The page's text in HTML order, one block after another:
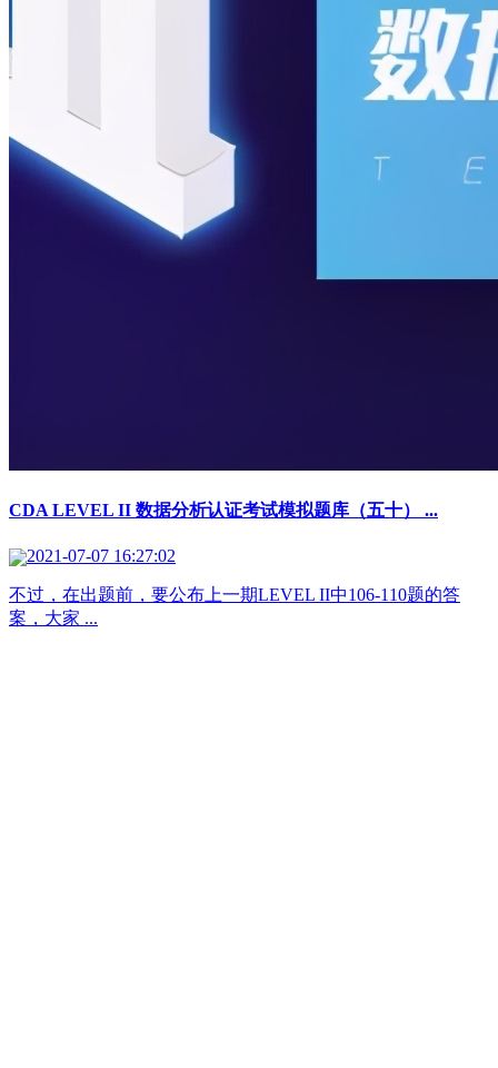
CDA LEVEL II 数据分析认证考试模拟题库（五十） ...
2021-07-07 16:27:02
不过，在出题前，要公布上一期LEVEL II中106-110题的答
案，大家 ...